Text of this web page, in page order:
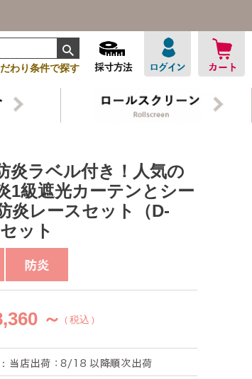
わり条件で探す
セット（D-113）/1セット
炎ラベル付き！人気の
1級遮光カーテンとシー
炎レースセット（D-
ット
～ 税込